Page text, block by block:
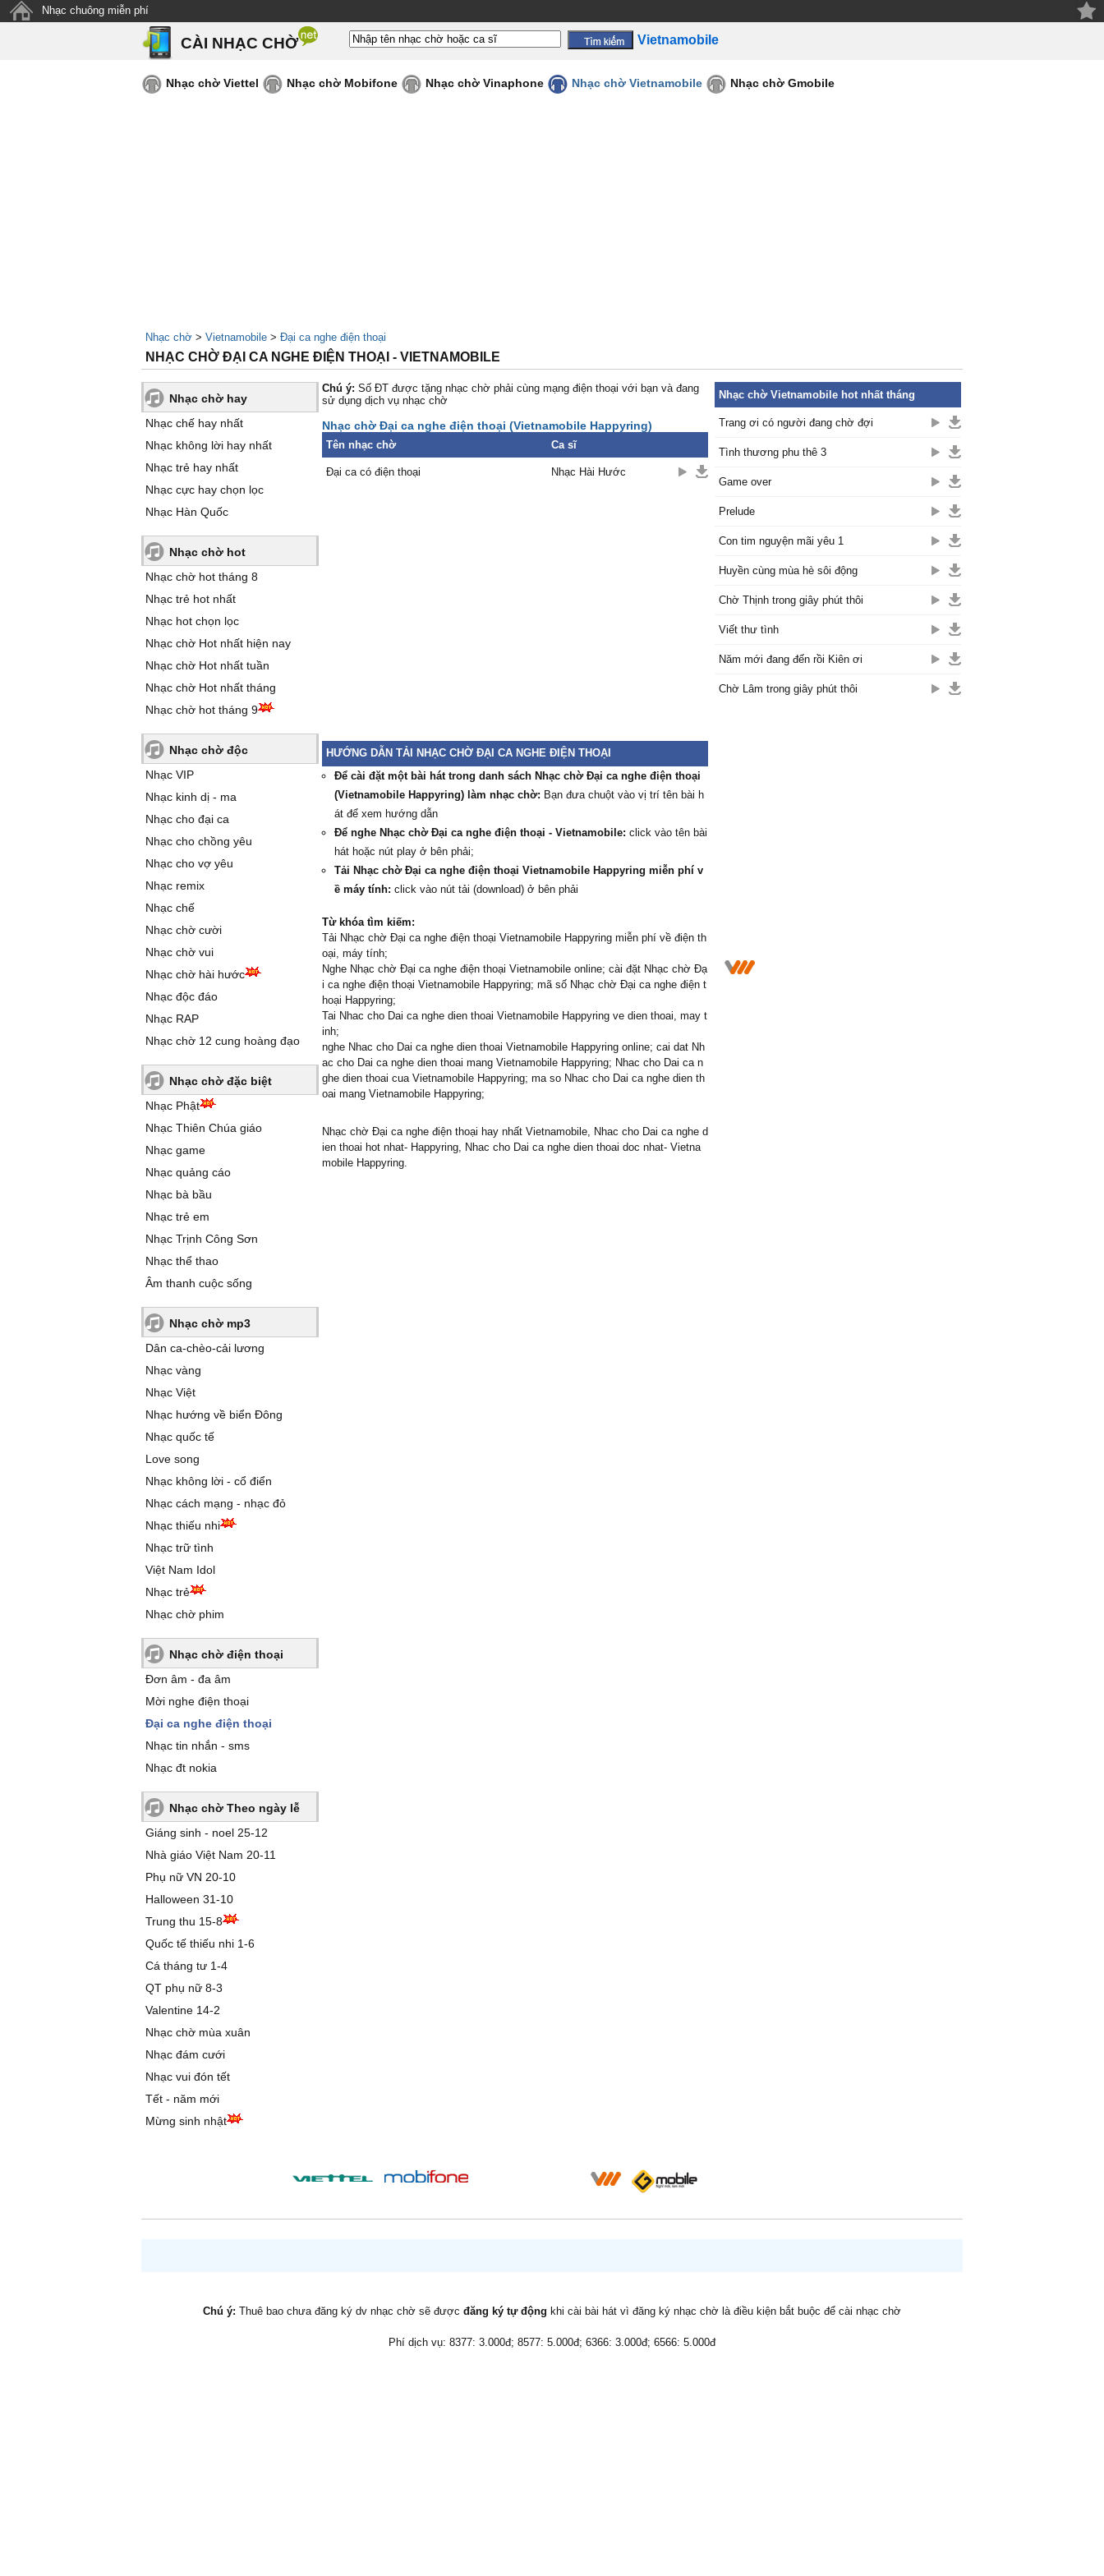
Nhạc chuông miễn phí
CÀI NHẠC CHỜ Vietnamobile
Nhạc chờ Viettel Nhạc chờ Mobifone Nhạc chờ Vinaphone Nhạc chờ Vietnamobile Nhạc chờ Gmobile
Nhạc chờ > Vietnamobile > Đại ca nghe điện thoại
NHẠC CHỜ ĐẠI CA NGHE ĐIỆN THOẠI - VIETNAMOBILE
Nhạc chờ hay
Nhạc chế hay nhất
Nhạc không lời hay nhất
Nhạc trẻ hay nhất
Nhạc cực hay chọn lọc
Nhạc Hàn Quốc
Nhạc chờ hot
Nhạc chờ hot tháng 8
Nhạc trẻ hot nhất
Nhạc hot chọn lọc
Nhạc chờ Hot nhất hiện nay
Nhạc chờ Hot nhất tuần
Nhạc chờ Hot nhất tháng
Nhạc chờ hot tháng 9
Nhạc chờ độc
Nhạc VIP
Nhạc kinh dị - ma
Nhạc cho đại ca
Nhạc cho chồng yêu
Nhạc cho vợ yêu
Nhạc remix
Nhạc chế
Nhạc chờ cười
Nhạc chờ vui
Nhạc chờ hài hước
Nhạc độc đáo
Nhạc RAP
Nhạc chờ 12 cung hoàng đạo
Nhạc chờ đặc biệt
Nhạc Phật
Nhạc Thiên Chúa giáo
Nhạc game
Nhạc quảng cáo
Nhạc bà bầu
Nhạc trẻ em
Nhạc Trịnh Công Sơn
Nhạc thể thao
Âm thanh cuộc sống
Nhạc chờ mp3
Dân ca-chèo-cải lương
Nhạc vàng
Nhạc Việt
Nhạc hướng về biển Đông
Nhạc quốc tế
Love song
Nhạc không lời - cổ điển
Nhạc cách mạng - nhạc đỏ
Nhạc thiếu nhi
Nhạc trữ tình
Việt Nam Idol
Nhạc trẻ
Nhạc chờ phim
Nhạc chờ điện thoại
Đơn âm - đa âm
Mời nghe điện thoại
Đại ca nghe điện thoại
Nhạc tin nhắn - sms
Nhạc đt nokia
Nhạc chờ Theo ngày lễ
Giáng sinh - noel 25-12
Nhà giáo Việt Nam 20-11
Phụ nữ VN 20-10
Halloween 31-10
Trung thu 15-8
Quốc tế thiếu nhi 1-6
Cá tháng tư 1-4
QT phụ nữ 8-3
Valentine 14-2
Nhạc chờ mùa xuân
Nhạc đám cưới
Nhạc vui đón tết
Tết - năm mới
Mừng sinh nhật
Chú ý: Số ĐT được tặng nhạc chờ phải cùng mạng điện thoại với bạn và đang
sử dụng dịch vụ nhạc chờ
Nhạc chờ Đại ca nghe điện thoại (Vietnamobile Happyring)
Tên nhạc chờ Ca sĩ
Đại ca có điện thoại Nhạc Hài Hước
HƯỚNG DẪN TẢI NHẠC CHỜ ĐẠI CA NGHE ĐIỆN THOẠI
Để cài đặt một bài hát trong danh sách Nhạc chờ Đại ca nghe điện thoại
(Vietnamobile Happyring) làm nhạc chờ: Bạn đưa chuột vào vị trí tên bài h
át để xem hướng dẫn
Để nghe Nhạc chờ Đại ca nghe điện thoại - Vietnamobile: click vào tên bài
hát hoặc nút play ở bên phải;
Tải Nhạc chờ Đại ca nghe điện thoại Vietnamobile Happyring miễn phí v
ề máy tính: click vào nút tải (download) ở bên phải
Từ khóa tìm kiếm:
Tải Nhạc chờ Đại ca nghe điện thoại Vietnamobile Happyring miễn phí về điện th
oại, máy tính;
Nghe Nhạc chờ Đại ca nghe điện thoại Vietnamobile online; cài đặt Nhạc chờ Đạ
i ca nghe điện thoại Vietnamobile Happyring; mã số Nhạc chờ Đại ca nghe điện t
hoại Happyring;
Tai Nhac cho Dai ca nghe dien thoai Vietnamobile Happyring ve dien thoai, may t
inh;
nghe Nhac cho Dai ca nghe dien thoai Vietnamobile Happyring online; cai dat Nh
ac cho Dai ca nghe dien thoai mang Vietnamobile Happyring; Nhac cho Dai ca n
ghe dien thoai cua Vietnamobile Happyring; ma so Nhac cho Dai ca nghe dien th
oai mang Vietnamobile Happyring;
Nhạc chờ Đại ca nghe điện thoại hay nhất Vietnamobile, Nhac cho Dai ca nghe d
ien thoai hot nhat- Happyring, Nhac cho Dai ca nghe dien thoai doc nhat- Vietna
mobile Happyring.
Nhạc chờ Vietnamobile hot nhất tháng
Trang ơi có người đang chờ đợi
Tình thương phu thê 3
Game over
Prelude
Con tim nguyện mãi yêu 1
Huyền cùng mùa hè sôi động
Chờ Thịnh trong giây phút thôi
Viết thư tình
Năm mới đang đến rồi Kiên ơi
Chờ Lâm trong giây phút thôi
Chú ý: Thuê bao chưa đăng ký dv nhạc chờ sẽ được đăng ký tự động khi cài bài hát vì đăng ký nhạc chờ là điều kiện bắt buộc để cài nhạc chờ
Phí dịch vụ: 8377: 3.000đ; 8577: 5.000đ; 6366: 3.000đ; 6566: 5.000đ